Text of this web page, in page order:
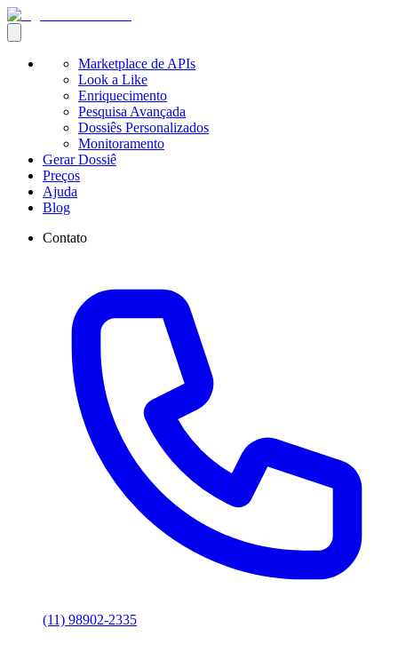
Marketplace de APIs
Look a Like
Enriquecimento
Pesquisa Avançada
Dossiês Personalizados
Monitoramento
Gerar Dossiê
Preços
Ajuda
Blog
Contato
(11) 98902-2335